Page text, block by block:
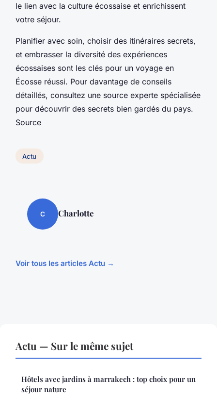
le lien avec la culture écossaise et enrichissent
votre séjour.
Planifier avec soin, choisir des itinéraires secrets,
et embrasser la diversité des expériences
écossaises sont les clés pour un voyage en
Écosse réussi. Pour davantage de conseils
détaillés, consultez une source experte spécialisée
pour découvrir des secrets bien gardés du pays.
Source
Actu
C Charlotte
Voir tous les articles Actu →
Actu — Sur le même sujet
Hôtels avec jardins à marrakech : top choix pour un
séjour nature